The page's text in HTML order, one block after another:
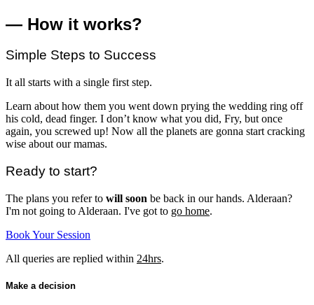
— How it works?
Simple Steps to Success
It all starts with a single first step.
Learn about how them you went down prying the wedding ring off
his cold, dead finger. I don’t know what you did, Fry, but once
again, you screwed up! Now all the planets are gonna start cracking
wise about our mamas.
Ready to start?
The plans you refer to will soon be back in our hands. Alderaan?
I'm not going to Alderaan. I've got to go home.
Book Your Session
All queries are replied within 24hrs.
Make a decision